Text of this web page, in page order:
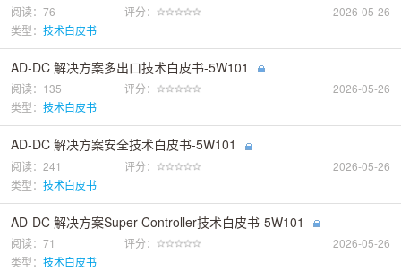
阅读：76 评分：
2026-05-26
类型： 技术白皮书
AD-DC 解决方案多出口技术白皮书-5W101
阅读：135 评分：
2026-05-26
类型： 技术白皮书
AD-DC 解决方案安全技术白皮书-5W101
阅读：241 评分：
2026-05-26
类型： 技术白皮书
AD-DC 解决方案Super Controller技术白皮书-5W101
阅读：71 评分：
2026-05-26
类型： 技术白皮书